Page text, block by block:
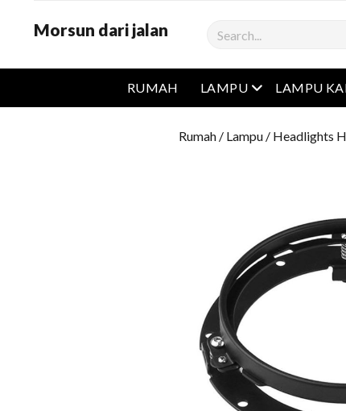
Morsun dari jalan Cari
RUMAH LAMPU Buka menu
LAMPU
Rumah / Lampu / Headlights